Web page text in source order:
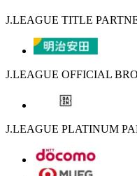
J.LEAGUE TITLE
J.LEAGUE OFFICIAL
J.LEAGUE PLATINUM